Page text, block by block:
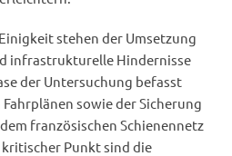
stehen der Umsetzung
infrastrukturelle Hindernisse
der Untersuchung befasst
sowie der Sicherung
französischen Schienennetz
Punkt sind die